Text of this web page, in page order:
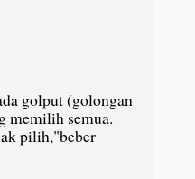
golput (golongan
memilih semua.
pilih,"beber